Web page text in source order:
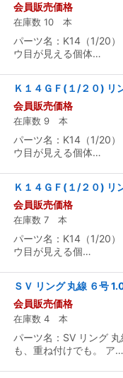
会員販売価格
在庫数 10 本
パーツ名：K14（1/20
ウ目が見える個体…
Ｋ１４ＧＦ(１/２０) リ
会員販売価格
在庫数 9 本
パーツ名：K14（1/20
ウ目が見える個体…
Ｋ１４ＧＦ(１/２０) リ
会員販売価格
在庫数 7 本
パーツ名：K14（1/20
ウ目が見える個…
ＳＶ リング 丸線 ６号
会員販売価格
在庫数 4 本
パーツ名：SV リング
も、重ね付けでも。 ア…